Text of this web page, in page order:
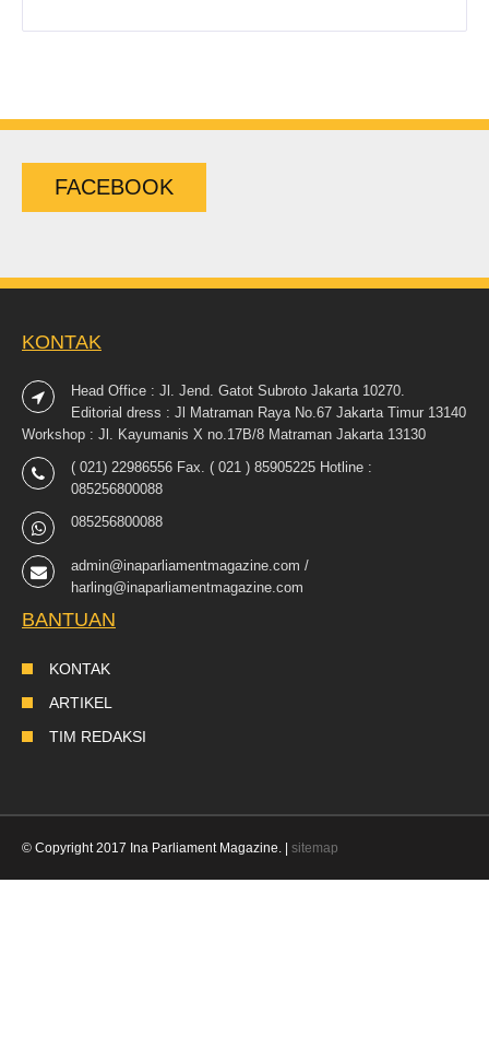
FACEBOOK
KONTAK
Head Office : Jl. Jend. Gatot Subroto Jakarta 10270.
Editorial dress : Jl Matraman Raya No.67 Jakarta Timur 13140
Workshop : Jl. Kayumanis X no.17B/8 Matraman Jakarta 13130
( 021) 22986556 Fax. ( 021 ) 85905225 Hotline :
085256800088
085256800088
admin@inaparliamentmagazine.com /
harling@inaparliamentmagazine.com
BANTUAN
KONTAK
ARTIKEL
TIM REDAKSI
© Copyright 2017 Ina Parliament Magazine. | sitemap